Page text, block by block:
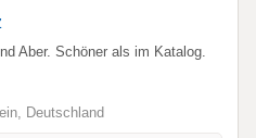
Aber. Schöner als im Katalog.
Deutschland